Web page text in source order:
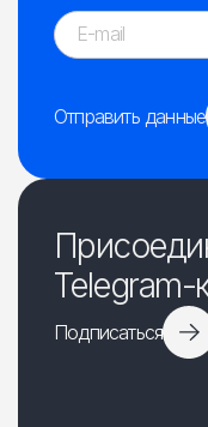
Отправить данные
Telegram-
Подписаться